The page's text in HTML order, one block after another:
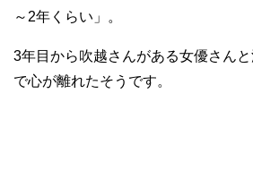
～2年くらい」。
3年目から吹越さんがある女優さん
で心が離れたそうです。